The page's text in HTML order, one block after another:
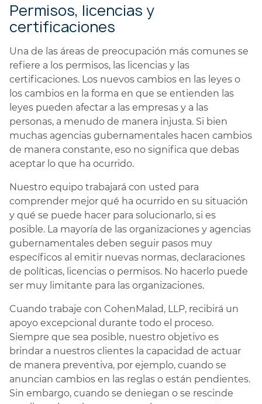
Permisos, licencias y
certificaciones
Una de las áreas de preocupación más comunes se
refiere a los permisos, las licencias y las
certificaciones. Los nuevos cambios en las leyes o
los cambios en la forma en que se entienden las
leyes pueden afectar a las empresas y a las
personas, a menudo de manera injusta. Si bien
muchas agencias gubernamentales hacen cambios
de manera constante, eso no significa que debas
aceptar lo que ha ocurrido.
Nuestro equipo trabajará con usted para
comprender mejor qué ha ocurrido en su situación
y qué se puede hacer para solucionarlo, si es
posible. La mayoría de las organizaciones y agencias
gubernamentales deben seguir pasos muy
específicos al emitir nuevas normas, declaraciones
de políticas, licencias o permisos. No hacerlo puede
ser muy limitante para las organizaciones.
Cuando trabaje con CohenMalad, LLP, recibirá un
apoyo excepcional durante todo el proceso.
Siempre que sea posible, nuestro objetivo es
brindar a nuestros clientes la capacidad de actuar
de manera preventiva, por ejemplo, cuando se
anuncian cambios en las reglas o están pendientes.
Sin embargo, cuando se deniegan o se rescinde